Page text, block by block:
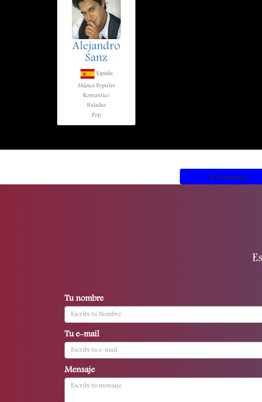
Alejandro
Sanz
España
Música Popular
Romantico
Baladas
Pop
Facebook
Tu nombre
Tu e-mail
Mensaje